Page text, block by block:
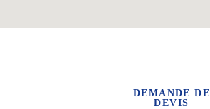
DEMANDE DE
DEVIS